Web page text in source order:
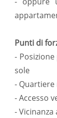
Punti di
-
sole
- Quartiere
- Accesso
-